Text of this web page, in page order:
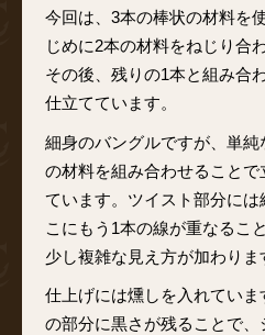
今回は、3本の棒状の材料を
じめに2本の材料をねじり合
その後、残りの1本と組み合
仕立てています。
細身のバングルですが、単
の材料を組み合わせること
ています。ツイスト部分に
こにもう1本の線が重なるこ
少し複雑な見え方が加わりま
仕上げには燻しを入れていま
の部分に黒さが残ることで、